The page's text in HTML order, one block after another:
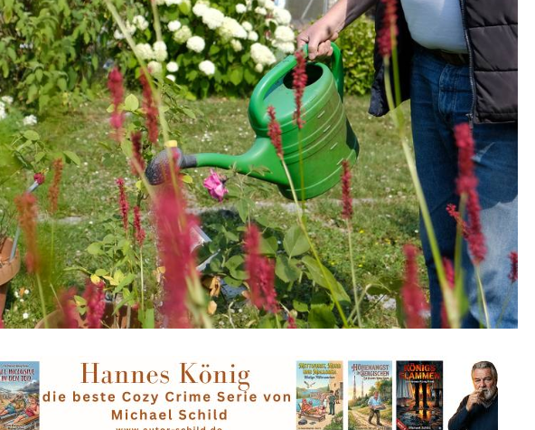
Mettmann, Erkrath, Wülfrath
Moers
Mönchengladbach
Nettetal
Neuss
Radevormwald
Ratingen
Remscheid
Rheinberg
Rommerskirchen
Solingen
Willich
Wermelskirchen